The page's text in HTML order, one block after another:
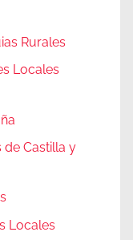
Rurales
Locales
de Castilla y
Locales